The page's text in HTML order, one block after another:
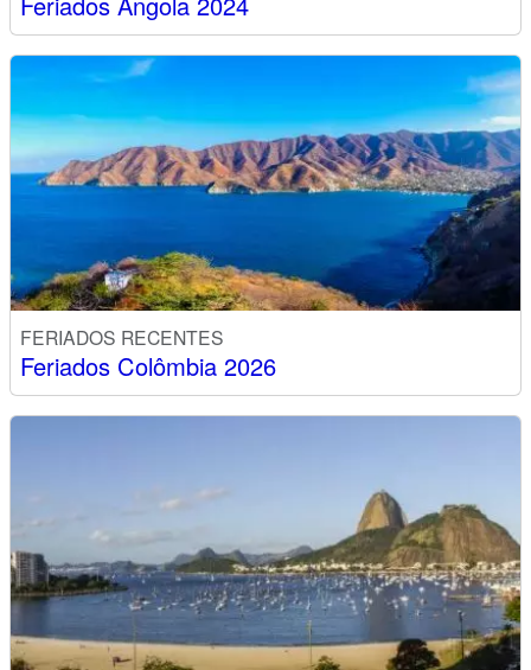
FERIADOS RECENTES
Feriados Colômbia 2026